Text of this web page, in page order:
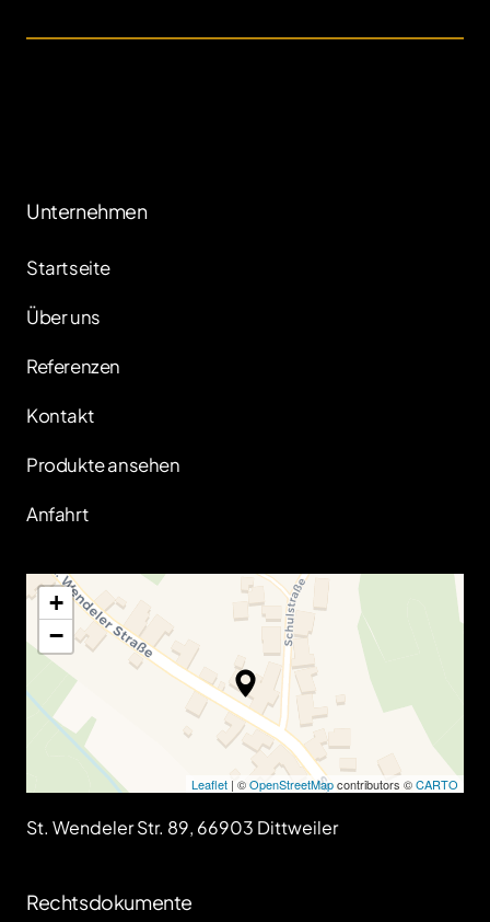
Unternehmen
Startseite
Über uns
Referenzen
Kontakt
Produkte ansehen
Anfahrt
+
−
Leaflet | ©OpenStreetMapcontributors ©CARTO
St. Wendeler Str. 89, 66903 Dittweiler
Rechtsdokumente